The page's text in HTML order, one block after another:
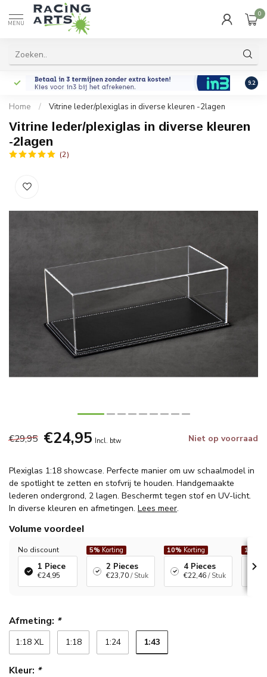
MENU
0
9.2
Home / Vitrine leder/plexiglas in diverse kleuren -2lagen
Vitrine leder/plexiglas in diverse kleuren
-2lagen
(2)
€29,95 €24,95 Incl. btw Niet op voorraad
Plexiglas 1:18 showcase. Perfecte manier om uw schaalmodel in
de spotlight te zetten en stofvrij te houden. Handgemaakte
lederen ondergrond, 2 lagen. Beschermt tegen stof en UV-licht.
In diverse kleuren en afmetingen. Lees meer.
Volume voordeel
No discount
1 Piece
€24,95
5% Korting
2 Pieces
€23,70/ Stuk
10% Korting
4 Pieces
€22,46/ Stuk
12%
Afmeting: *
1:18 XL 1:18 1:24 1:43
Kleur: *